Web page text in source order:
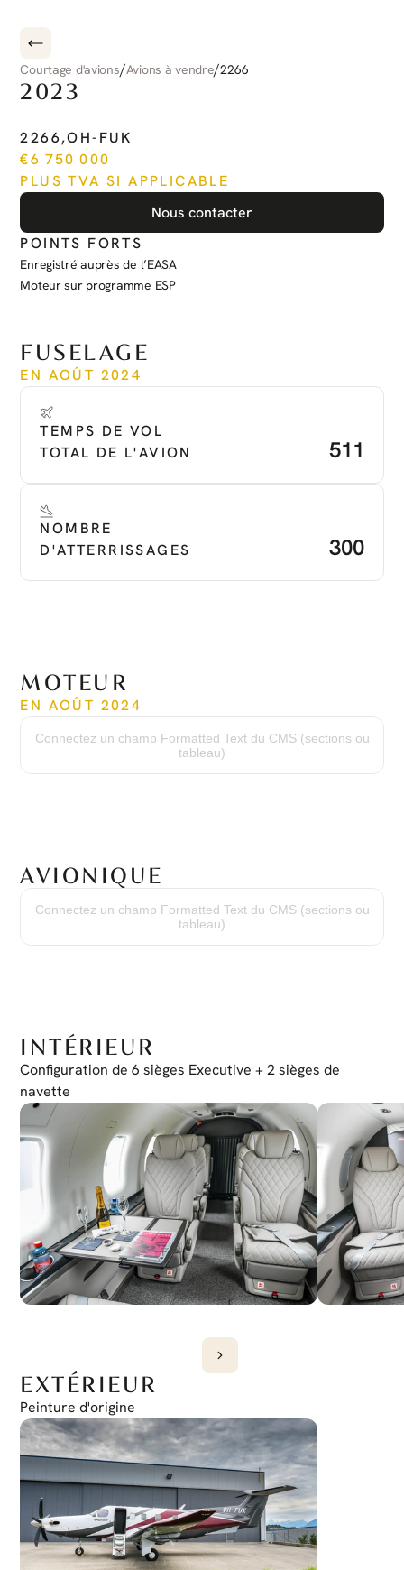
Courtage d'avions/Avions à vendre/2266
2023
PILATUSPC-12
2266,OH-FUK
€6 750 000
PLUS TVA SI APPLICABLE
Nous contacter
POINTS FORTS
Enregistré auprès de l’EASA
Moteur sur programme ESP
FUSELAGE
EN AOÛT 2024
TEMPS DE VOL
TOTAL DE L'AVION
511
NOMBRE
D'ATTERRISSAGES
300
MOTEUR
EN AOÛT 2024
511 hConnectez un champ Formatted Text du CMS (sections ou
tableau)
AVIONIQUE
GPS double
Transpondeur Mode S double
Connectez un champ Formatted Text du CMS (sections ou
tableau)
INTÉRIEUR
Configuration de 6 sièges Executive + 2 sièges de
navette
EXTÉRIEUR
Peinture d'origine